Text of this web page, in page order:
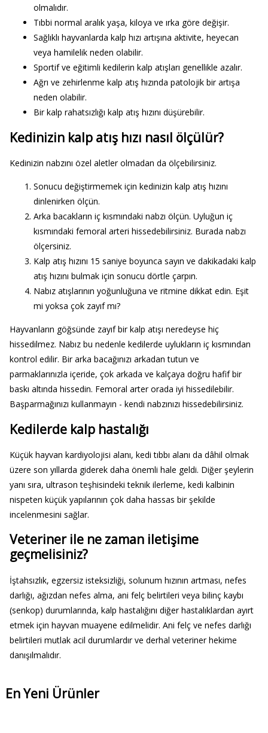
olmalıdır.
Tıbbi normal aralık yaşa, kiloya ve ırka göre değişir.
Sağlıklı hayvanlarda kalp hızı artışına aktivite, heyecan
veya hamilelik neden olabilir.
Sportif ve eğitimli kedilerin kalp atışları genellikle azalır.
Ağrı ve zehirlenme kalp atış hızında patolojik bir artışa
neden olabilir.
Bir kalp rahatsızlığı kalp atış hızını düşürebilir.
Kedinizin kalp atış hızı nasıl ölçülür?
Kedinizin nabzını özel aletler olmadan da ölçebilirsiniz.
Sonucu değiştirmemek için kedinizin kalp atış hızını
dinlenirken ölçün.
Arka bacakların iç kısmındaki nabzı ölçün. Uyluğun iç
kısmındaki femoral arteri hissedebilirsiniz. Burada nabzı
ölçersiniz.
Kalp atış hızını 15 saniye boyunca sayın ve dakikadaki kalp
atış hızını bulmak için sonucu dörtle çarpın.
Nabız atışlarının yoğunluğuna ve ritmine dikkat edin. Eşit
mi yoksa çok zayıf mı?
Hayvanların göğsünde zayıf bir kalp atışı neredeyse hiç
hissedilmez. Nabız bu nedenle kedilerde uylukların iç kısmından
kontrol edilir. Bir arka bacağınızı arkadan tutun ve
parmaklarınızla içeride, çok arkada ve kalçaya doğru hafif bir
baskı altında hissedin. Femoral arter orada iyi hissedilebilir.
Başparmağınızı kullanmayın - kendi nabzınızı hissedebilirsiniz.
Kedilerde kalp hastalığı
Küçük hayvan kardiyolojisi alanı, kedi tıbbı alanı da dâhil olmak
üzere son yıllarda giderek daha önemli hale geldi. Diğer şeylerin
yanı sıra, ultrason teşhisindeki teknik ilerleme, kedi kalbinin
nispeten küçük yapılarının çok daha hassas bir şekilde
incelenmesini sağlar.
Veteriner ile ne zaman iletişime
geçmelisiniz?
İştahsızlık, egzersiz isteksizliği, solunum hızının artması, nefes
darlığı, ağızdan nefes alma, ani felç belirtileri veya bilinç kaybı
(senkop) durumlarında, kalp hastalığını diğer hastalıklardan ayırt
etmek için hayvan muayene edilmelidir. Ani felç ve nefes darlığı
belirtileri mutlak acil durumlardır ve derhal veteriner hekime
danışılmalıdır.
En Yeni Ürünler